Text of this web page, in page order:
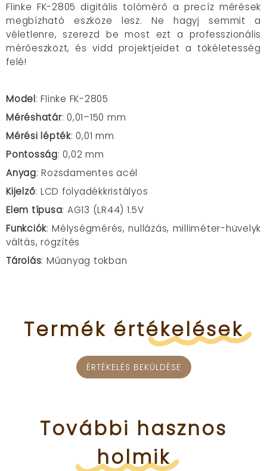
Flinke FK-2805 digitális tolómérő a precíz mérések
megbízható eszköze lesz. Ne hagyj semmit a
véletlenre, szerezd be most ezt a professzionális
mérőeszközt, és vidd projektjeidet a tökéletesség
felé!
Model: Flinke FK-2805
Méréshatár: 0,01–150 mm
Mérési lépték: 0,01 mm
Pontosság: 0,02 mm
Anyag: Rozsdamentes acél
Kijelző: LCD folyadékkristályos
Elem típusa: AG13 (LR44) 1.5V
Funkciók: Mélységmérés, nullázás, milliméter-hüvelyk
váltás, rögzítés
Tárolás: Műanyag tokban
Termék értékelések
ÉRTÉKELÉS BEKÜLDÉSE
További hasznos
holmik